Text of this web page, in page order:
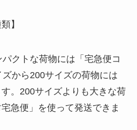
】
クトな荷物には「宅急便コ
から200サイズの荷物には
す。200サイズよりも大きな荷
急便」を使って発送できま